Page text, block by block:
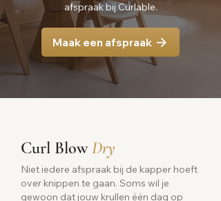
afspraak bij Curlable.
Maak een afspraak
Curl BlowDry
Niet iedere afspraak bij de kapper hoeft
over knippen te gaan. Soms wil je
gewoon dat jouw krullen één dag op